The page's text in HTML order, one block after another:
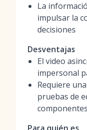
La
impulsar la
decisiones
Desventajas
El video
impersonal
Requiere
pruebas de